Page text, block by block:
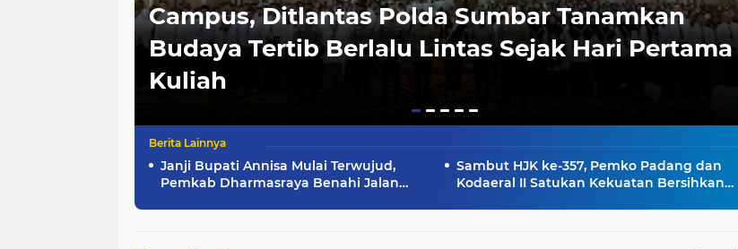
Campus, Ditlantas Polda Sumbar Tanamkan
Budaya Tertib Berlalu Lintas Sejak Hari Pertama
Kuliah
Janji Bupati Annisa Mulai Terwujud,
Pemkab Dharmasraya Benahi Jalan
Sambut HJK ke-357, Pemko Padang dan
Kodaeral II Satukan Kekuatan Bersihkan